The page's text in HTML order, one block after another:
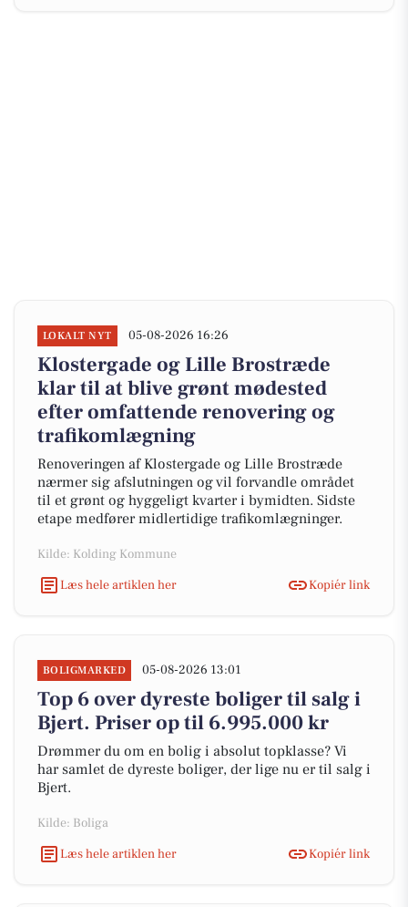
LOKALT NYT 05-08-2026 16:26
Klostergade og Lille Brostræde
klar til at blive grønt mødested
efter omfattende renovering og
trafikomlægning
Renoveringen af Klostergade og Lille Brostræde
nærmer sig afslutningen og vil forvandle området
til et grønt og hyggeligt kvarter i bymidten. Sidste
etape medfører midlertidige trafikomlægninger.
Kilde: Kolding Kommune
Læs hele artiklen her
Kopiér link
BOLIGMARKED 05-08-2026 13:01
Top 6 over dyreste boliger til salg i
Bjert. Priser op til 6.995.000 kr
Drømmer du om en bolig i absolut topklasse? Vi
har samlet de dyreste boliger, der lige nu er til salg i
Bjert.
Kilde: Boliga
Læs hele artiklen her
Kopiér link